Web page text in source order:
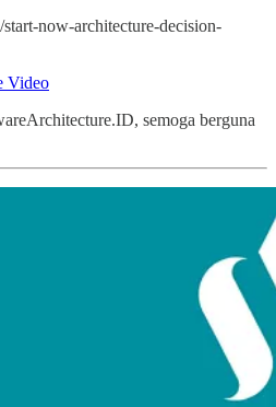
now-architecture-decision-
Video
semoga berguna